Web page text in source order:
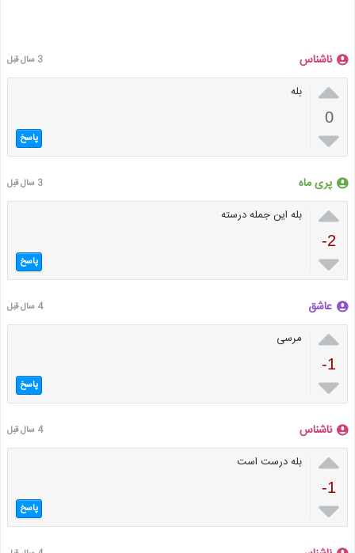
ناشناس 3 سال قبل

0

بله
پاسخ
پری ماه 3 سال قبل

-2

بله این جمله درسته
پاسخ
عاشق 4 سال قبل

-1

مرسی
پاسخ
ناشناس 4 سال قبل

-1

بله درست است
پاسخ